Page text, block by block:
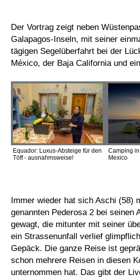
Der Vortrag zeigt neben
Galapagos-Inseln, mit seiner
tägigen Segelüberfahrt bei der
México, der Baja California und
Equador: Luxus-Absteige für den
Töff - ausnahmsweise!
Camping
Mexico
Immer wieder hat sich Aschi (58)
genannten Pederosa 2 bei seinen
gewagt, die mitunter mit seiner
ein Strassenunfall verlief
Gepäck. Die ganze Reise ist
schon mehrere Reisen in diesen
unternommen hat. Das gibt der